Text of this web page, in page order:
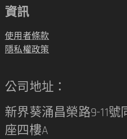
資訊
使用者條款
隱私權政策
公司地址：
新界葵涌昌榮路9-11
座四樓A